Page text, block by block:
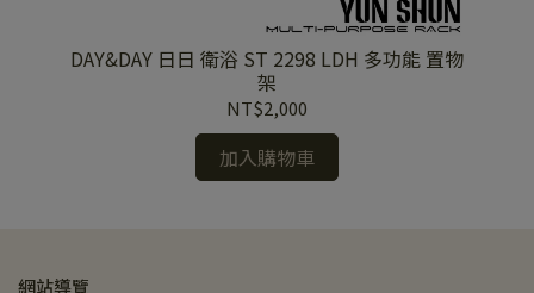
DAY&DAY 日日 衛浴 ST 2298 LDH 多功能 置物
架
NT$2,000
加入購物車
網站導覽